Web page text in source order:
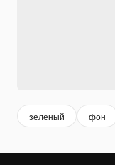
зеленый фон